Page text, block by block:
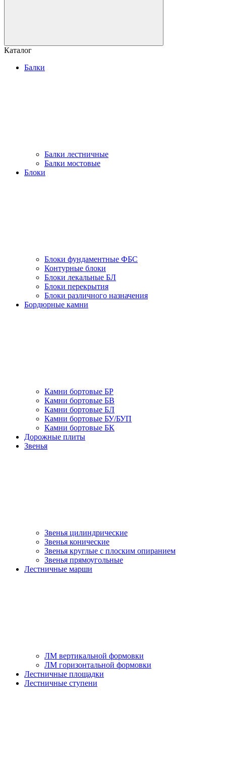
Каталог
Балки
Балки лестничные
Балки мостовые
Блоки
Блоки фундаментные ФБС
Контурные блоки
Блоки лекальные БЛ
Блоки перекрытия
Блоки различного назначения
Бордюрные камни
Камни бортовые БР
Камни бортовые БВ
Камни бортовые БЛ
Камни бортовые БУ/БУП
Камни бортовые БК
Дорожные плиты
Звенья
Звенья цилиндрические
Звенья конические
Звенья круглые с плоским опиранием
Звенья прямоугольные
Лестничные марши
ЛМ вертикальной формовки
ЛМ горизонтальной формовки
Лестничные площадки
Лестничные ступени